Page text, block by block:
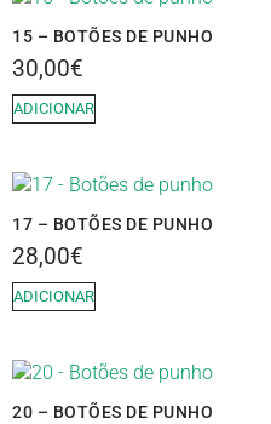
15 – BOTÕES DE PUNHO
30,00€
ADICIONAR
17 – BOTÕES DE PUNHO
28,00€
ADICIONAR
20 – BOTÕES DE PUNHO